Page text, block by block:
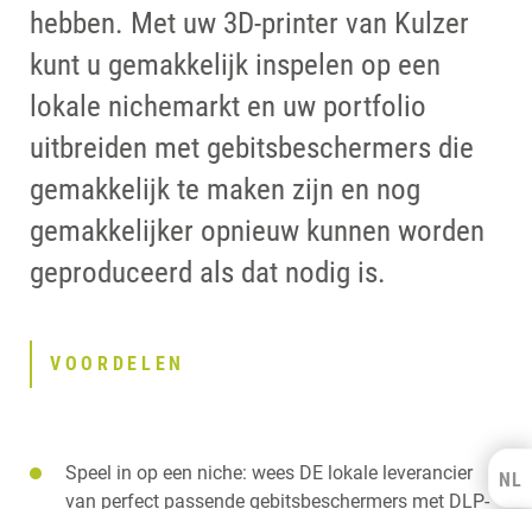
Kulzer Benelux NL
hebben. Met uw 3D-printer van Kulzer
kunt u gemakkelijk inspelen op een
lokale nichemarkt en uw portfolio
uitbreiden met gebitsbeschermers die
gemakkelijk te maken zijn en nog
gemakkelijker opnieuw kunnen worden
geproduceerd als dat nodig is.
VOORDELEN
Speel in op een niche: wees DE lokale leverancier
van perfect passende gebitsbeschermers met DLP-